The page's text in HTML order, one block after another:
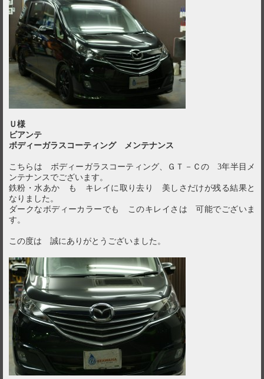
Ｕ様
ビアンテ
ボディーガラスコーティング メンテナンス
こちらは ボディーガラスコーティング、ＧＴ－Ｃの 3年半目メ
ンテナンスでございます。
鉄粉・水あか も キレイに取り去り 美しさだけが残る結果と
なりました。
ダークなボディーカラーでも このキレイさは 可能でございま
す。
この度は 誠にありがとうございました。